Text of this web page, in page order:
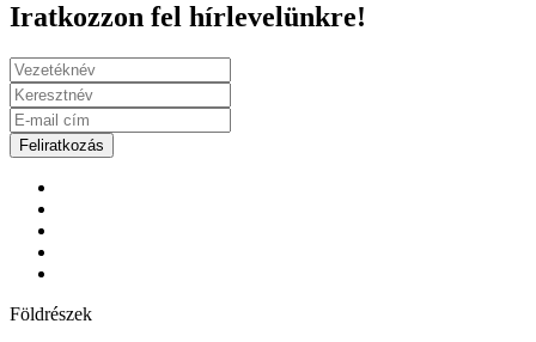
Iratkozzon fel hírlevelünkre!
Feliratkozás
Földrészek